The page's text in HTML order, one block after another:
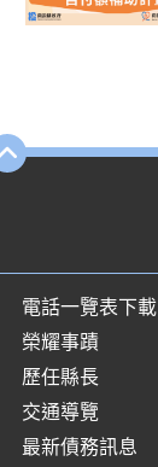
電話一覽表下載
榮耀事蹟
歷任縣長
交通導覽
最新債務訊息